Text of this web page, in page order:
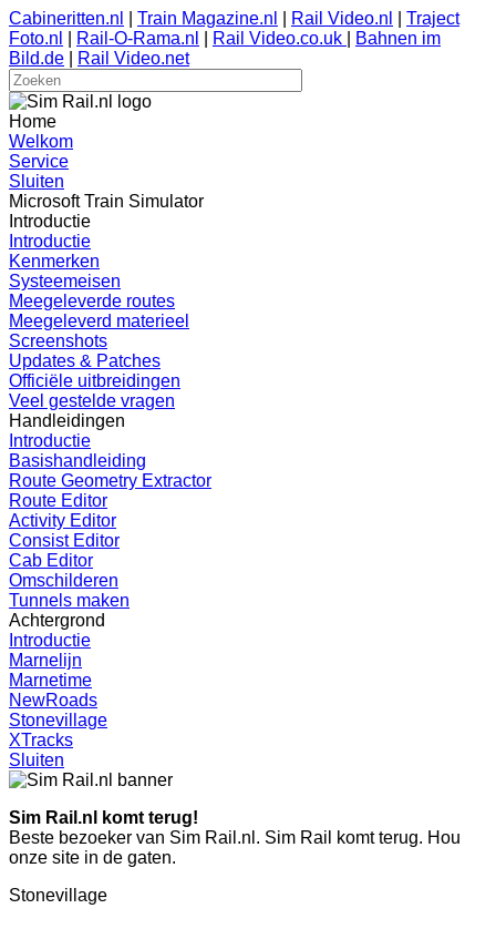
Cabineritten.nl Train Magazine.nl Rail Video.nl
Traject
Foto.nl
Rail-O-Rama.nl Rail Video.co.uk
Bahnen im
Bild.de
Rail Video.net
Home
Welkom
Service
Sluiten
Microsoft Train Simulator
Introductie
Introductie
Kenmerken
Systeemeisen
Meegeleverde routes
Meegeleverd materieel
Screenshots
Updates & Patches
Officiële uitbreidingen
Veel gestelde vragen
Handleidingen
Introductie
Basishandleiding
Route Geometry Extractor
Route Editor
Activity Editor
Consist Editor
Cab Editor
Omschilderen
Tunnels maken
Achtergrond
Introductie
Marnelijn
Marnetime
NewRoads
Stonevillage
XTracks
Sluiten
Sim Rail.nl komt terug!
Beste bezoeker van Sim Rail.nl. Sim Rail komt terug. Hou
onze site in de gaten.
Stonevillage